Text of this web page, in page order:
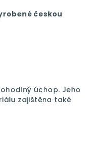
českou
úchop. Jeho
zajištěna také